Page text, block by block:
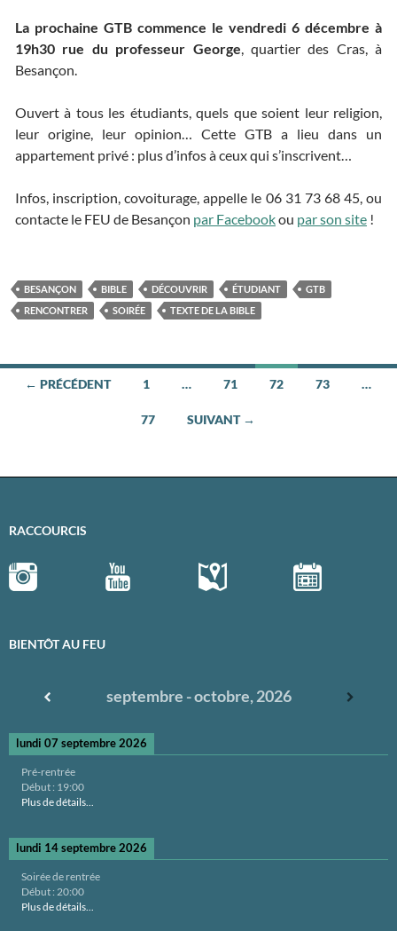
La prochaine GTB commence le vendredi 6 décembre à
19h30 rue du professeur George, quartier des Cras, à
Besançon.
Ouvert à tous les étudiants, quels que soient leur religion,
leur origine, leur opinion… Cette GTB a lieu dans un
appartement privé : plus d’infos à ceux qui s’inscrivent…
Infos, inscription, covoiturage, appelle le 06 31 73 68 45, ou
contacte le FEU de Besançon par Facebookou par son site !
BESANÇON BIBLE DÉCOUVRIR ÉTUDIANT
GTB
RENCONTRER
SOIRÉE TEXTE DE LA BIBLE
articles
← PRÉCÉDENT 1 … 71 72 73 …
77 SUIVANT →
RACCOURCIS
BIENTÔT AU FEU
septembre - octobre, 2026
lundi 07 septembre 2026
Pré-rentrée
Début : 19:00
Plus de détails...
lundi 14 septembre 2026
Soirée de rentrée
Début : 20:00
Plus de détails...